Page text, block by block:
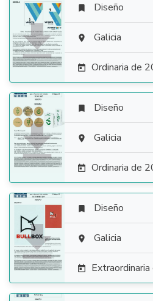

 Diseño
 Galicia
 Ordinaria de

 Diseño
 Galicia
 Ordinaria de

 Diseño
 Galicia
